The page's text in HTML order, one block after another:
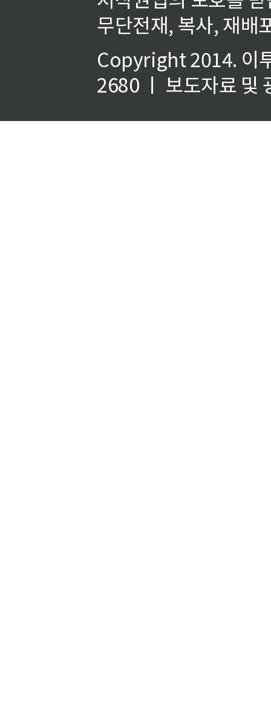
무단전재, 복사, 재배
Copyright 2014. 이
2680 ㅣ 보도자료